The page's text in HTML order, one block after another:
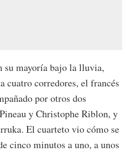
su mayoría bajo la lluvia,
cuatro corredores, el francés
por otros dos
y Christophe Riblon, y
El cuarteto vio cómo se
cinco minutos a uno, a unos